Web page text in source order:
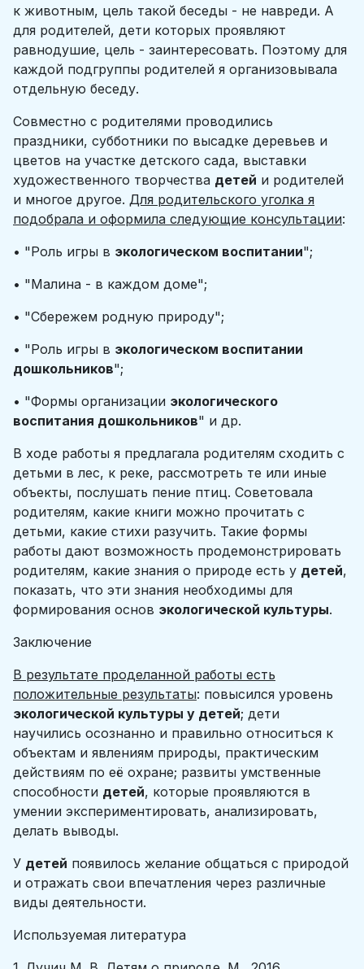
к животным, цель такой беседы - не навреди. А
для родителей, дети которых проявляют
равнодушие, цель - заинтересовать. Поэтому для
каждой подгруппы родителей я организовывала
отдельную беседу.
Совместно с родителями проводились
праздники, субботники по высадке деревьев и
цветов на участке детского сада, выставки
художественного творчества детей и родителей
и многое другое. Для родительского уголка я
подобрала и оформила следующие консультации:
• "Роль игры в экологическом воспитании";
• "Малина - в каждом доме";
• "Сбережем родную природу";
• "Роль игры в экологическом воспитании
дошкольников";
• "Формы организации экологического
воспитания дошкольников" и др.
В ходе работы я предлагала родителям сходить с
детьми в лес, к реке, рассмотреть те или иные
объекты, послушать пение птиц. Советовала
родителям, какие книги можно прочитать с
детьми, какие стихи разучить. Такие формы
работы дают возможность продемонстрировать
родителям, какие знания о природе есть у детей,
показать, что эти знания необходимы для
формирования основ экологической культуры.
Заключение
В результате проделанной работы есть
положительные результаты: повысился уровень
экологической культуры у детей; дети
научились осознанно и правильно относиться к
объектам и явлениям природы, практическим
действиям по её охране; развиты умственные
способности детей, которые проявляются в
умении экспериментировать, анализировать,
делать выводы.
У детей появилось желание общаться с природой
и отражать свои впечатления через различные
виды деятельности.
Используемая литература